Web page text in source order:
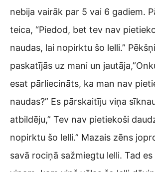
nebija vairāk par 5 vai 6 gadiem.
teica, “Piedod, bet tev nav
naudas, lai nopirktu šo lelli.”
paskatījās uz mani un
esat pārliecināts, ka man nav
naudas?” Es pārskaitīju viņa
atbildēju,” Tev nav pietiekoši
nopirktu šo lelli.” Mazais zēns
savā rociņā sažmiegtu lelli. Tad es